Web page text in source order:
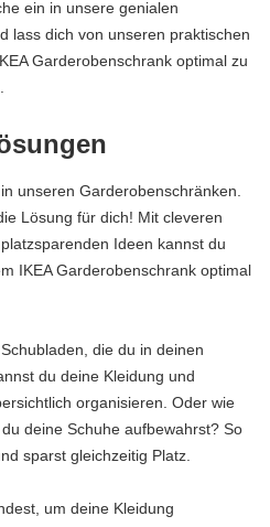
ein in unsere genialen
lass dich von unseren praktischen
Garderobenschrank optimal zu
unseren Garderobenschränken.
Lösung für dich! Mit cleveren
Ideen kannst du
IKEA Garderobenschrank optimal
die du in deinen
du deine Kleidung und
organisieren. Oder wie
deine Schuhe aufbewahrst? So
sparst gleichzeitig Platz.
um deine Kleidung